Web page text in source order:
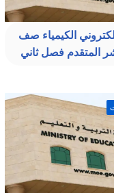
الكيمياء صف
المتقدم فصل ثاني